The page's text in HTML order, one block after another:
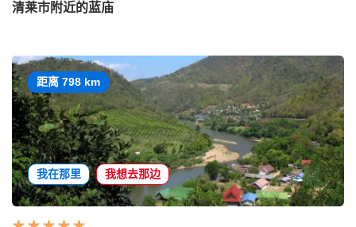
清莱市附近的蓝庙
距离 798 km
我在那里 我想去那边